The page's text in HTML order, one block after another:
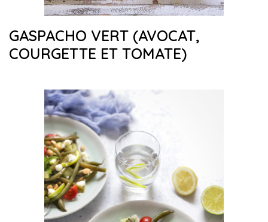
GASPACHO VERT (AVOCAT,
COURGETTE ET TOMATE)